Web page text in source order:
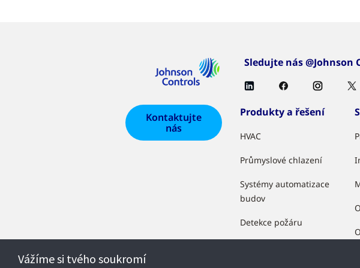
Sledujte nás @Johnson
Kontaktujte
nás
Produkty a řešení
HVAC
Průmyslové chlazení
Systémy automatizace
budov
Detekce požáru
Vážíme si tvého soukromí